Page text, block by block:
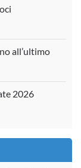
all’ultimo
2026